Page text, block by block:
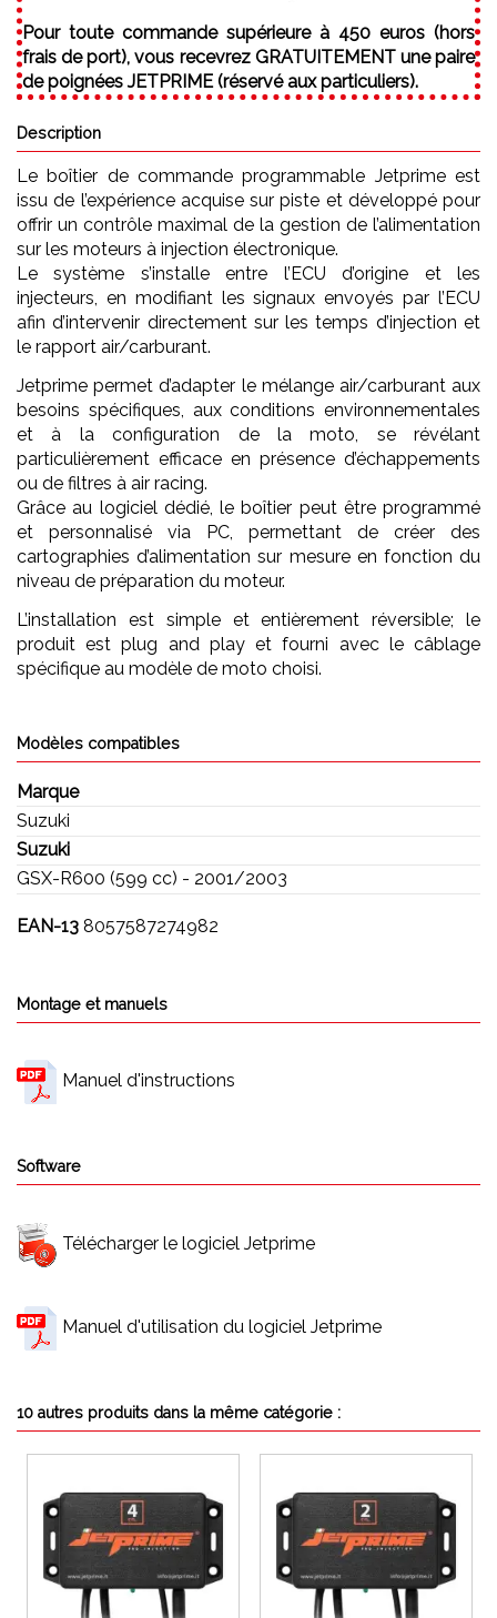
Pour toute commande supérieure à 450 euros (hors
frais de port), vous recevrez GRATUITEMENT une paire
de poignées JETPRIME (réservé aux particuliers).
Description
Le boîtier de commande programmable Jetprime est
issu de l’expérience acquise sur piste et développé pour
offrir un contrôle maximal de la gestion de l’alimentation
sur les moteurs à injection électronique.
Le système s’installe entre l’ECU d’origine et les
injecteurs, en modifiant les signaux envoyés par l’ECU
afin d’intervenir directement sur les temps d’injection et
le rapport air/carburant.
Jetprime permet d’adapter le mélange air/carburant aux
besoins spécifiques, aux conditions environnementales
et à la configuration de la moto, se révélant
particulièrement efficace en présence d’échappements
ou de filtres à air racing.
Grâce au logiciel dédié, le boîtier peut être programmé
et personnalisé via PC, permettant de créer des
cartographies d’alimentation sur mesure en fonction du
niveau de préparation du moteur.
L’installation est simple et entièrement réversible; le
produit est plug and play et fourni avec le câblage
spécifique au modèle de moto choisi.
Modèles compatibles
Marque
Suzuki
Suzuki
GSX-R600 (599 cc) - 2001/2003
EAN-13 8057587274982
Montage et manuels
Manuel d'instructions
Software
Télécharger le logiciel Jetprime
Manuel d'utilisation du logiciel Jetprime
10 autres produits dans la même catégorie :